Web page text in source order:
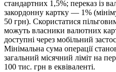
стандартних 1,5%; переказ із
закордонну картку — 1%
50 грн). Скористатися
можуть власники валютних
доступні через мобільний
Мінімальна сума операції
загальний місячний ліміт на
100 тис. грн в еквіваленті.